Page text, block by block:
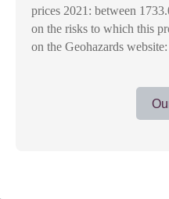
prices 2021: between
on the risks to which this
on the Geohazards